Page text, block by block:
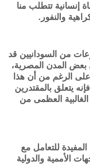
إنسانية تتطلب منا
والنفور.
من السودانيين قد
بعض المدن المصرية،
الرغم من أن هذا
يتعلق بالمقتدرين
الغالبية العظمى من
للتعامل مع
الأممية والدولية